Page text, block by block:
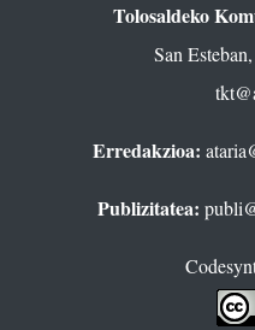
Tolosaldeko
San
Erredakzioa:
Publizitatea: